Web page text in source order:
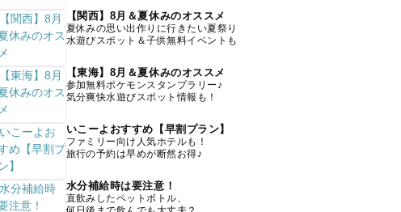
【関西】8月＆夏休みのオススメ
夏休みの思い出作りに行きたい夏祭り
水遊びスポット＆子供無料イベントも
【東海】8月＆夏休みのオススメ
参加無料ポケモンスタンプラリー♪
気分爽快水遊びスポット情報も！
いこーよおすすめ【早割プラン】
ファミリー向け人気ホテルも！
旅行の予約は早めが断然お得♪
水分補給時は要注意！
直飲みしたペットボトル、